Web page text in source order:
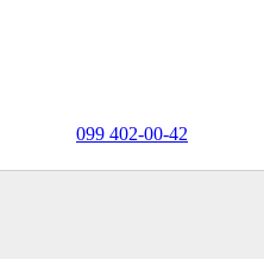
099 402-00-42